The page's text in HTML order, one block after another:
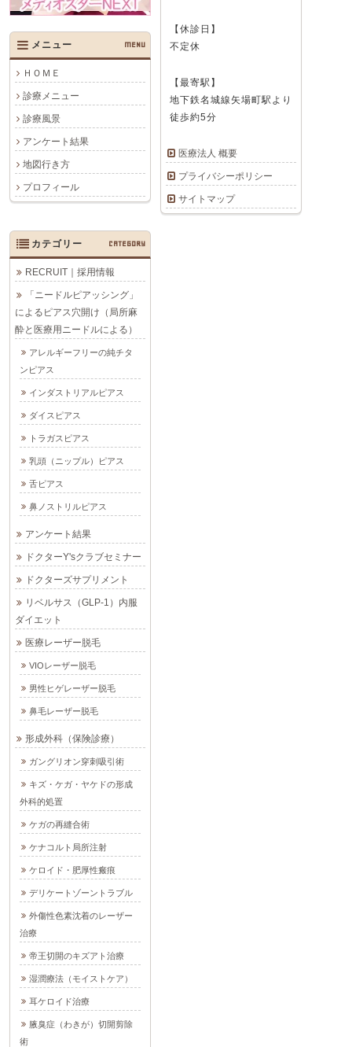
メニュー MENU
ＨＯＭＥ
診療メニュー
診療風景
アンケート結果
地図行き方
プロフィール
【休診日】
不定休
【最寄駅】
地下鉄名城線矢場町駅より
徒歩約5分
医療法人 概要
プライバシーポリシー
サイトマップ
カテゴリー CATEGORY
RECRUIT｜採用情報
「ニードルピアッシング」
によるピアス穴開け（局所麻
酔と医療用ニードルによる）
アレルギーフリーの純チタ
ンピアス
インダストリアルピアス
ダイスピアス
トラガスピアス
乳頭（ニップル）ピアス
舌ピアス
鼻ノストリルピアス
アンケート結果
ドクターY'sクラブセミナー
ドクターズサプリメント
リベルサス（GLP-1）内服
ダイエット
医療レーザー脱毛
VIOレーザー脱毛
男性ヒゲレーザー脱毛
鼻毛レーザー脱毛
形成外科（保険診療）
ガングリオン穿刺吸引術
キズ・ケガ・ヤケドの形成
外科的処置
ケガの再縫合術
ケナコルト局所注射
ケロイド・肥厚性瘢痕
デリケートゾーントラブル
外傷性色素沈着のレーザー
治療
帝王切開のキズアト治療
湿潤療法（モイストケア）
耳ケロイド治療
腋臭症（わきが）切開剪除
術